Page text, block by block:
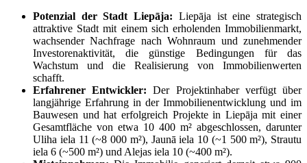
Potenzial der Stadt Liepāja: Liepāja ist eine strategisch
attraktive Stadt mit einem sich erholenden Immobilienmarkt,
wachsender Nachfrage nach Wohnraum und zunehmender
Investorenaktivität, die günstige Bedingungen für das
Wachstum und die Realisierung von Immobilienwerten
schafft.
Erfahrener Entwickler:Der Projektinhaber verfügt über
langjährige Erfahrung in der Immobilienentwicklung und im
Bauwesen und hat erfolgreich Projekte in Liepāja mit einer
Gesamtfläche von etwa 10 400 m² abgeschlossen, darunter
Uliha iela 11 (~8 000 m²), Jaunā iela 10 (~1 500 m²), Strautu
iela 6 (~500 m²) und Alejas iela 10 (~400 m²).